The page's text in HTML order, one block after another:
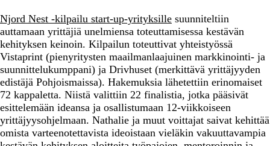
Njord Nest -kilpailu start-up-yrityksille suunniteltiin
auttamaan yrittäjiä unelmiensa toteuttamisessa kestävän
kehityksen keinoin. Kilpailun toteuttivat yhteistyössä
Vistaprint (pienyritysten maailmanlaajuinen markkinointi- ja
suunnittelukumppani) ja Drivhuset (merkittävä yrittäjyyden
edistäjä Pohjoismaissa). Hakemuksia lähetettiin erinomaiset
72 kappaletta. Niistä valittiin 22 finalistia, jotka pääsivät
esittelemään ideansa ja osallistumaan 12-viikkoiseen
yrittäjyysohjelmaan. Nathalie ja muut voittajat saivat kehittää
omista varteenotettavista ideoistaan vieläkin vakuuttavampia